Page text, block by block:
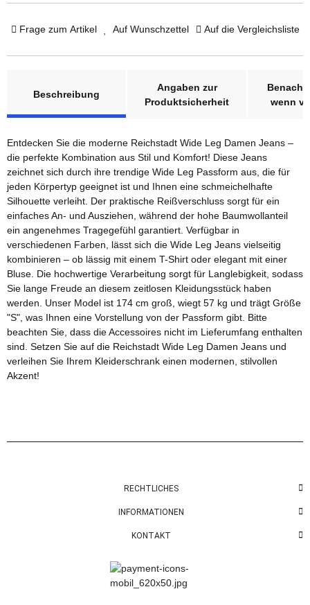
Frage zum Artikel Auf Wunschzettel Auf die Vergleichsliste
Beschreibung
Angaben zur
Produktsicherheit
wenn
Entdecken Sie die moderne Reichstadt Wide Leg Damen Jeans –
die perfekte Kombination aus Stil und Komfort! Diese Jeans
zeichnet sich durch ihre trendige Wide Leg Passform aus, die für
jeden Körpertyp geeignet ist und Ihnen eine schmeichelhafte
Silhouette verleiht. Der praktische Reißverschluss sorgt für ein
einfaches An- und Ausziehen, während der hohe Baumwollanteil
ein angenehmes Tragegefühl garantiert. Verfügbar in
verschiedenen Farben, lässt sich die Wide Leg Jeans vielseitig
kombinieren – ob lässig mit einem T-Shirt oder elegant mit einer
Bluse. Die hochwertige Verarbeitung sorgt für Langlebigkeit, sodass
Sie lange Freude an diesem zeitlosen Kleidungsstück haben
werden. Unser Model ist 174 cm groß, wiegt 57 kg und trägt Größe
"S", was Ihnen eine Vorstellung von der Passform gibt. Bitte
beachten Sie, dass die Accessoires nicht im Lieferumfang enthalten
sind. Setzen Sie auf die Reichstadt Wide Leg Damen Jeans und
verleihen Sie Ihrem Kleiderschrank einen modernen, stilvollen
Akzent!
RECHTLICHES
INFORMATIONEN
KONTAKT